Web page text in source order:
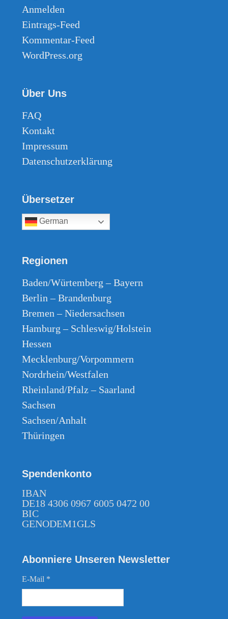
Anmelden
Eintrags-Feed
Kommentar-Feed
WordPress.org
Über Uns
FAQ
Kontakt
Impressum
Datenschutzerklärung
Übersetzer
German
Regionen
Baden/Würtemberg – Bayern
Berlin – Brandenburg
Bremen – Niedersachsen
Hamburg – Schleswig/Holstein
Hessen
Mecklenburg/Vorpommern
Nordrhein/Westfalen
Rheinland/Pfalz – Saarland
Sachsen
Sachsen/Anhalt
Thüringen
Spendenkonto
IBAN
DE18 4306 0967 6005 0472 00
BIC
GENODEM1GLS
Abonniere Unseren Newsletter
E-Mail *